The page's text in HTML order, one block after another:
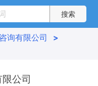
询有限公司
>
公司